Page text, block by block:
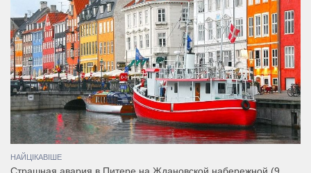
НАЙЦІКАВІШЕ